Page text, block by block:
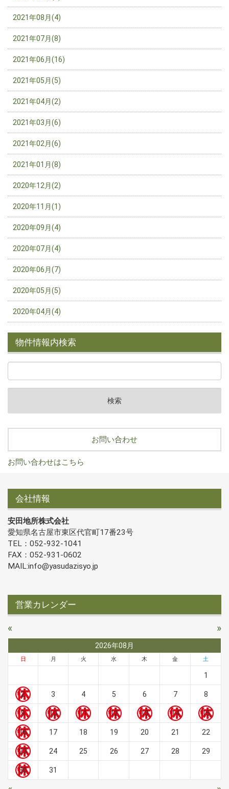
2021年08月(4)
2021年07月(8)
2021年06月(16)
2021年05月(5)
2021年04月(2)
2021年03月(6)
2021年02月(6)
2021年01月(8)
2020年12月(2)
2020年11月(1)
2020年09月(4)
2020年07月(4)
2020年06月(7)
2020年05月(5)
2020年04月(4)
物件情報内検索
お問い合わせ
お問い合わせはこちら
会社情報
安田地所株式会社
愛知県名古屋市東区代官町17番23号
TEL：052-932-1041
FAX：052-931-0602
MAIL:info@yasudazisyo.jp
営業カレンダー
« »
2026年08月
日 月 火 水 木 金 土
1
2 3 4 5 6 7 8
9 10 11 12 13 14 15
16 17 18 19 20 21 22
23 24 25 26 27 28 29
30 31